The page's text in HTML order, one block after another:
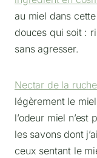
au miel dans
douces qui soit :
sans agresser.
Nectar de la ruche
légèrement le
l’odeur miel
les savons dont
ceux sentant le